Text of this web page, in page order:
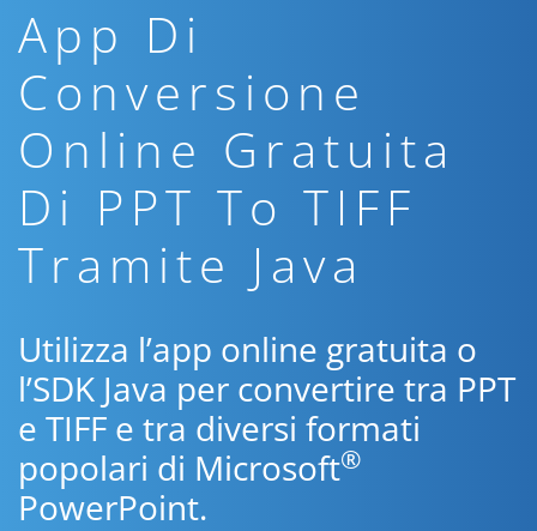
App Di
Conversione
Online Gratuita
Di PPT To TIFF
Tramite Java
Utilizza l’app online gratuita o
l’SDK Java per convertire tra PPT
e TIFF e tra diversi formati
popolari di Microsoft®
PowerPoint.